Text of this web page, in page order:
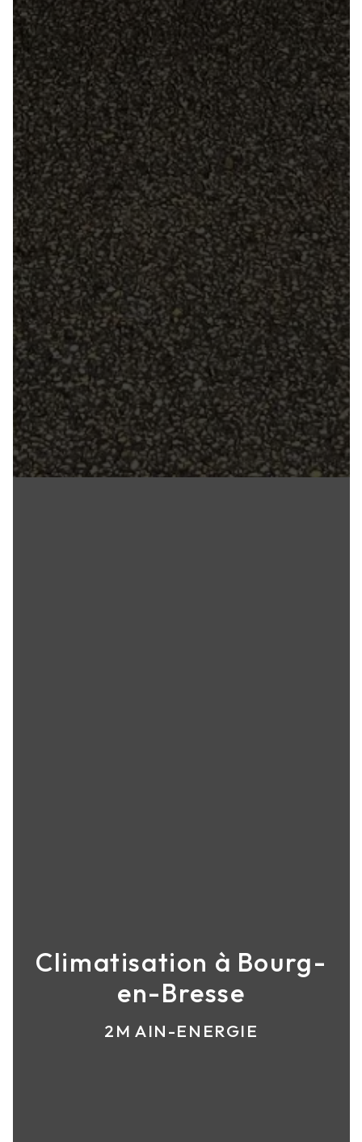
Climatisation à Bourg-
en-Bresse
2M AIN-ENERGIE